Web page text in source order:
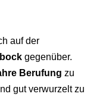
auf der
gegenüber.
Berufung zu
gut verwurzelt zu